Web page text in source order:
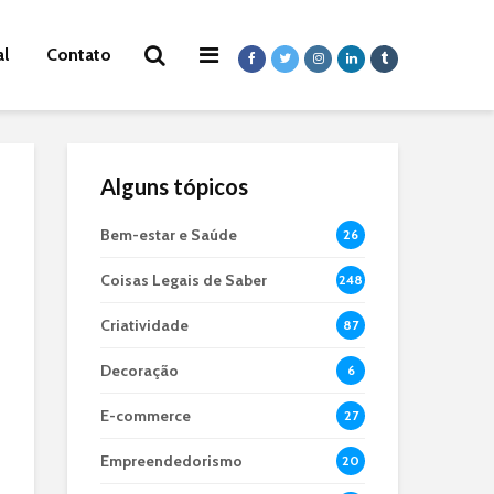
Contato
Alguns tópicos
Bem-estar e Saúde 26
Coisas Legais de Saber 248
Criatividade 87
Decoração 6
E-commerce 27
Empreendedorismo 20